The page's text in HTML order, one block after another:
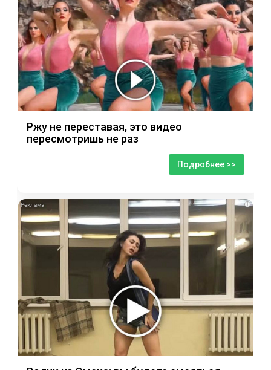
Ржу не переставая, это видео
пересмотришь не раз
Подробнее >>
i